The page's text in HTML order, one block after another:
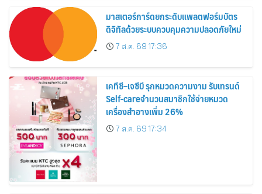
มาสเตอร์การ์ดยกระดับแพลตฟอร์มบัตร
ดิจิทัลด้วยระบบควบคุมความปลอดภัยใหม่
7 ส.ค. 69 17:36
เคทีซี–เจซีบี รุกหมวดความงาม รับเทรนด์
Self-careจำนวนสมาชิกใช้จ่ายหมวด
เครื่องสำอางเพิ่ม 26%
7 ส.ค. 69 17:34